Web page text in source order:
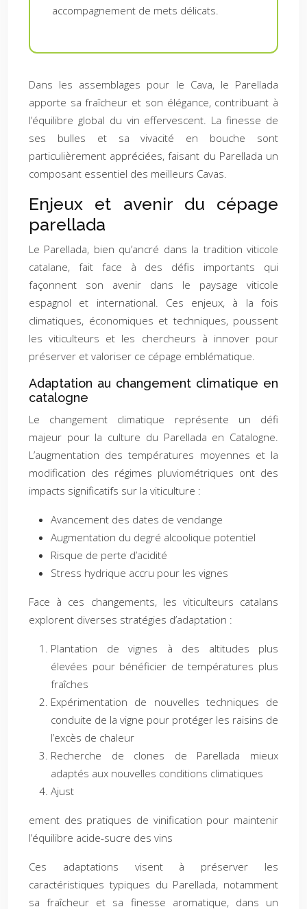
accompagnement de mets délicats.
Dans les assemblages pour le Cava, le Parellada
apporte sa fraîcheur et son élégance, contribuant à
l’équilibre global du vin effervescent. La finesse de
ses bulles et sa vivacité en bouche sont
particulièrement appréciées, faisant du Parellada un
composant essentiel des meilleurs Cavas.
Enjeux et avenir du cépage
parellada
Le Parellada, bien qu’ancré dans la tradition viticole
catalane, fait face à des défis importants qui
façonnent son avenir dans le paysage viticole
espagnol et international. Ces enjeux, à la fois
climatiques, économiques et techniques, poussent
les viticulteurs et les chercheurs à innover pour
préserver et valoriser ce cépage emblématique.
Adaptation au changement climatique en
catalogne
Le changement climatique représente un défi
majeur pour la culture du Parellada en Catalogne.
L’augmentation des températures moyennes et la
modification des régimes pluviométriques ont des
impacts significatifs sur la viticulture :
Avancement des dates de vendange
Augmentation du degré alcoolique potentiel
Risque de perte d’acidité
Stress hydrique accru pour les vignes
Face à ces changements, les viticulteurs catalans
explorent diverses stratégies d’adaptation :
Plantation de vignes à des altitudes plus
élevées pour bénéficier de températures plus
fraîches
Expérimentation de nouvelles techniques de
conduite de la vigne pour protéger les raisins de
l’excès de chaleur
Recherche de clones de Parellada mieux
adaptés aux nouvelles conditions climatiques
Ajust
ement des pratiques de vinification pour maintenir
l’équilibre acide-sucre des vins
Ces adaptations visent à préserver les
caractéristiques typiques du Parellada, notamment
sa fraîcheur et sa finesse aromatique, dans un